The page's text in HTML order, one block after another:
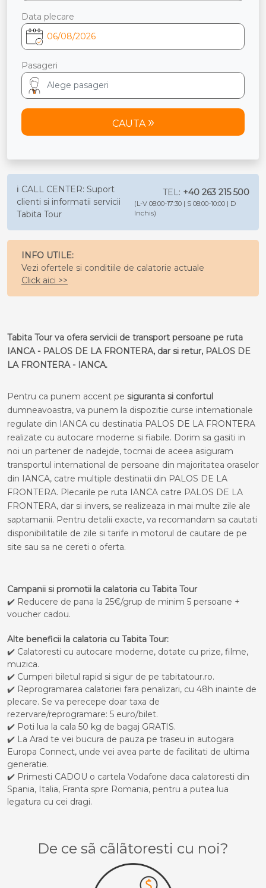
Data plecare
Pasageri
CAUTA
ℹ️ CALL CENTER: Suport
clienti si informatii servicii
Tabita Tour
TEL: +40 263 215 500
(L-V 08:00-17:30 | S 08:00-10:00 | D
Inchis)
INFO UTILE:
Vezi ofertele si conditiile de calatorie actuale
Click aici >>
Tabita Tour va ofera servicii de transport persoane pe ruta
IANCA - PALOS DE LA FRONTERA, dar si retur, PALOS DE
LA FRONTERA - IANCA.
Pentru ca punem accent pe siguranta si confortul
dumneavoastra, va punem la dispozitie curse internationale
regulate din IANCA cu destinatia PALOS DE LA FRONTERA
realizate cu autocare moderne si fiabile. Dorim sa gasiti in
noi un partener de nadejde, tocmai de aceea asiguram
transportul international de persoane din majoritatea oraselor
din IANCA, catre multiple destinatii din PALOS DE LA
FRONTERA. Plecarile pe ruta IANCA catre PALOS DE LA
FRONTERA, dar si invers, se realizeaza in mai multe zile ale
saptamanii. Pentru detalii exacte, va recomandam sa cautati
disponibilitatile de zile si tarife in motorul de cautare de pe
site sau sa ne cereti o oferta.
Campanii si promotii la calatoria cu Tabita Tour
✔️ Reducere de pana la 25€/grup de minim 5 persoane +
voucher cadou.
Alte beneficii la calatoria cu Tabita Tour:
✔️ Calatoresti cu autocare moderne, dotate cu prize, filme,
muzica.
✔️ Cumperi biletul rapid si sigur de pe tabitatour.ro.
✔️ Reprogramarea calatoriei fara penalizari, cu 48h inainte de
plecare. Se va perecepe doar taxa de
rezervare/reprogramare: 5 euro/bilet.
✔️ Poti lua la cala 50 kg de bagaj GRATIS.
✔️ La Arad te vei bucura de pauza pe traseu in autogara
Europa Connect, unde vei avea parte de facilitati de ultima
generatie.
✔️ Primesti CADOU o cartela Vodafone daca calatoresti din
Spania, Italia, Franta spre Romania, pentru a putea lua
legatura cu cei dragi.
De ce sã cãlãtoresti cu noi?